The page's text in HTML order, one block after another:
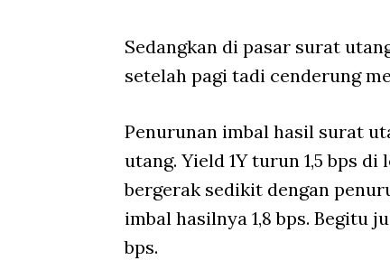
Sedangkan di pasar surat
setelah pagi tadi cenderung
Penurunan imbal hasil surat
utang. Yield 1Y turun 1,5 bps
bergerak sedikit dengan
imbal hasilnya 1,8 bps. Begitu
bps.